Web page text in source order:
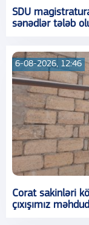
SDU
sənədlər tələb
6-08-2026, 12:46
Corat sakinləri
çıxışımız